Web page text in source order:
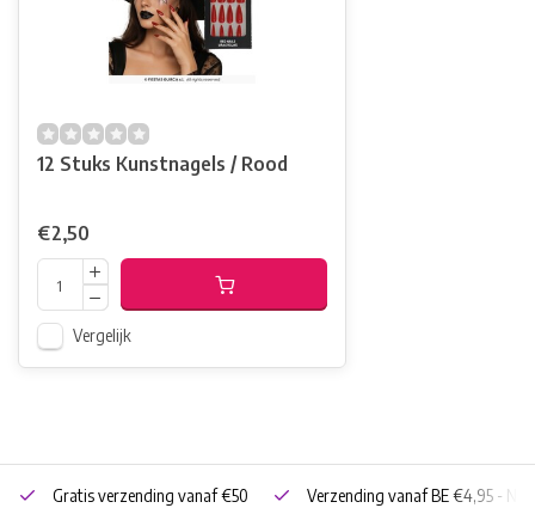
12 Stuks Kunstnagels / Rood
€2,50
Vergelijk
Gratis verzending vanaf €50 Verzending vanaf BE €4,95 - NL